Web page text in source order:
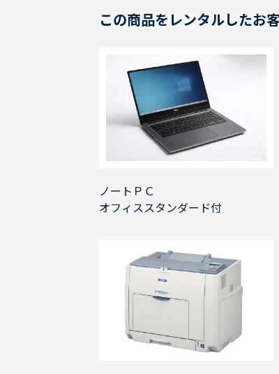
この商品をレンタルしたお
ノートＰＣ
オフィススタンダード付